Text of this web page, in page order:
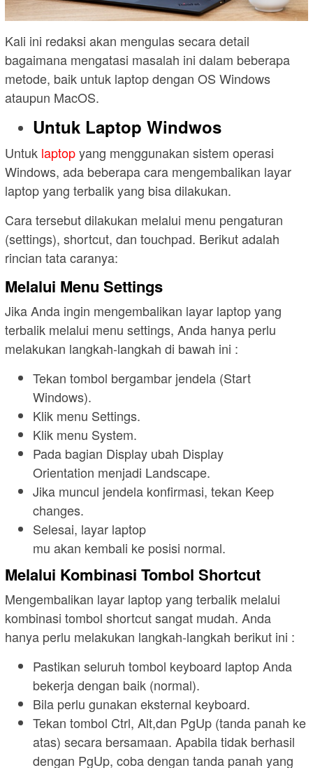
Kali ini redaksi akan mengulas secara detail
bagaimana mengatasi masalah ini dalam beberapa
metode, baik untuk laptop dengan OS Windows
ataupun MacOS.
Untuk Laptop Windwos
Untuk laptopyang menggunakan sistem operasi
Windows, ada beberapa cara mengembalikan layar
laptop yang terbalik yang bisa dilakukan.
Cara tersebut dilakukan melalui menu pengaturan
(settings), shortcut, dan touchpad. Berikut adalah
rincian tata caranya:
Melalui Menu Settings
Jika Anda ingin mengembalikan layar laptop yang
terbalik melalui menu settings, Anda hanya perlu
melakukan langkah-langkah di bawah ini :
Tekan tombol bergambar jendela (Start
Windows).
Klik menu Settings.
Klik menu System.
Pada bagian Display ubah Display
Orientation menjadi Landscape.
Jika muncul jendela konfirmasi, tekan Keep
changes.
Selesai, layar laptop
mu akan kembali ke posisi normal.
Melalui Kombinasi Tombol Shortcut
Mengembalikan layar laptop yang terbalik melalui
kombinasi tombol shortcut sangat mudah. Anda
hanya perlu melakukan langkah-langkah berikut ini :
Pastikan seluruh tombol keyboard laptop Anda
bekerja dengan baik (normal).
Bila perlu gunakan eksternal keyboard.
Tekan tombol Ctrl, Alt,dan PgUp (tanda panah ke
atas) secara bersamaan. Apabila tidak berhasil
dengan PgUp, coba dengan tanda panah yang